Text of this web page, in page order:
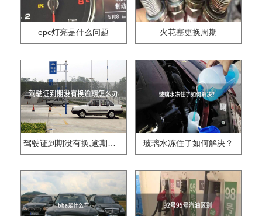
epc灯亮是什么问题 火花塞更换周期
驾驶证到期没有换,逾期怎么办?? 玻璃水冻住了如何解决？